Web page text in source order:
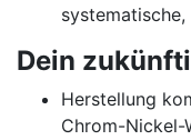
Dein
Herstellung
Chrom-Nickel-